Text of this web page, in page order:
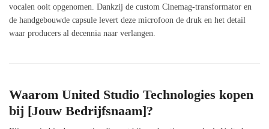
vocalen ooit opgenomen. Dankzij de custom Cinemag-transformator en
de handgebouwde capsule levert deze microfoon de druk en het detail
waar producers al decennia naar verlangen.
Waarom United Studio Technologies kopen
bij [Jouw Bedrijfsnaam]?